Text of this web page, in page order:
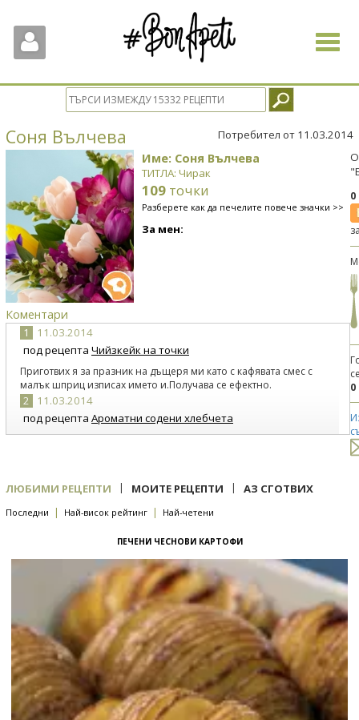
Toggle
Соня Вълчева Потребител от 11.03.2014
Име: Соня Вълчева
ТИТЛА: Чирак
109 точки
Разберете как да печелите повече значки >>
За мен:
Коментари
1
11.03.2014
под рецепта Чийзкейк на точки
Приготвих я за празник на дъщеря ми като с кафявата смес с
малък шприц изписах името и.Получава се ефектно.
2
11.03.2014
под рецепта Ароматни содени хлебчета
Пропуснахме пикантния елемент, но пак станаха вкусни.При
3 11.03.2014
под рецепта
Пълнозърнести питки
Вкусни се получиха.Благодаря за рецептата.
0
ЛЮБИМИ РЕЦЕПТИ | МОИТЕ РЕЦЕПТИ | АЗ СГОТВИХ
Последни | Най-висок рейтинг | Най-четени
ПЕЧЕНИ ЧЕСНОВИ КАРТОФИ